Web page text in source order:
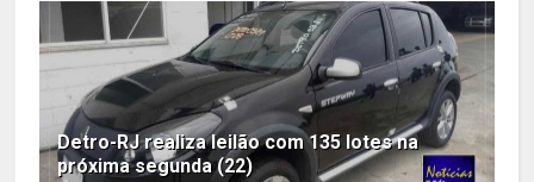
Detro-RJ realiza leilão com 135 lotes na
próxima segunda (22)